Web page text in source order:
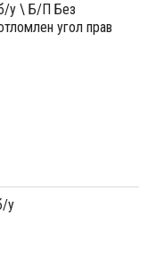
угол прав
у